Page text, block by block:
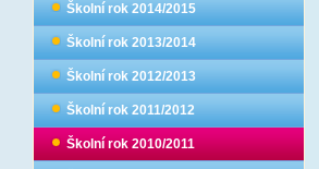
Školní rok 2014/2015
Školní rok 2013/2014
Školní rok 2012/2013
Školní rok 2011/2012
Školní rok 2010/2011